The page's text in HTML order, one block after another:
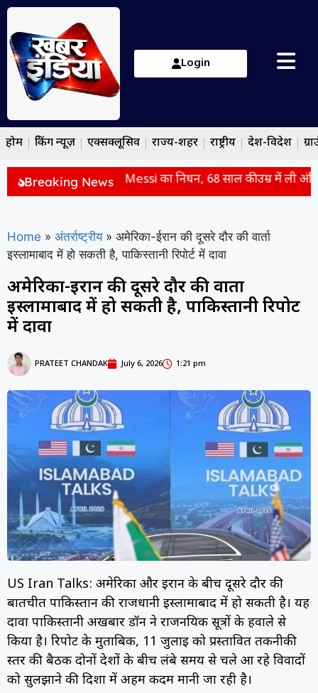
Login
होम ब्रेकिंग न्यूज़ एक्सक्लूसिव राज्य-शहर राष्ट्रीय देश-विदेश
Breaking News
के पिता Jorge Messi का निधन, 68 साल की उम्र में ली अंतिम
Home » अंतर्राष्ट्रीय » अमेरिका-ईरान की दूसरे दौर की वार्ता
इस्लामाबाद में हो सकती है, पाकिस्तानी रिपोर्ट में दावा
अमेरिका-ईरान की दूसरे दौर की वार्ता
इस्लामाबाद में हो सकती है, पाकिस्तानी रिपोर्ट
में दावा
PRATEET CHANDAK July 6, 2026 1:21 pm
US Iran Talks: अमेरिका और ईरान के बीच दूसरे दौर की
बातचीत पाकिस्तान की राजधानी इस्लामाबाद में हो सकती है। यह
दावा पाकिस्तानी अखबार डॉन ने राजनयिक सूत्रों के हवाले से
किया है। रिपोर्ट के मुताबिक, 11 जुलाई को प्रस्तावित तकनीकी
स्तर की बैठक दोनों देशों के बीच लंबे समय से चले आ रहे विवादों
को सुलझाने की दिशा में अहम कदम मानी जा रही है।